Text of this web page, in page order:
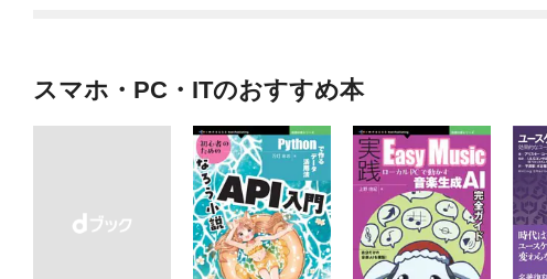
スマホ・PC・ITのおすすめ本